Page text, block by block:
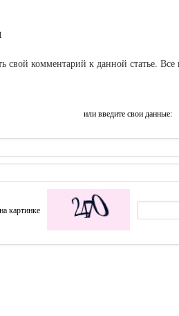
свой комментарий к данной статье.
или введите свои данные:
картинке